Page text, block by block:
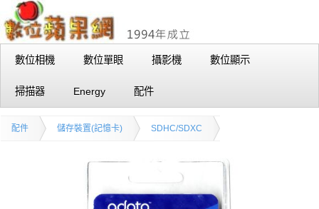
數位相機 數位單眼 攝影機 數位顯示
掃描器 Energy 配件
配件 儲存裝置(記憶卡) SDHC/SDXC